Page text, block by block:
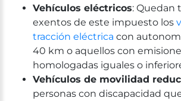
Vehículos eléctricos: Quedan
exentos de este impuesto los
tracción eléctrica con
40 km o aquellos con
homologadas iguales o
Vehículos de movilidad
personas con discapacidad